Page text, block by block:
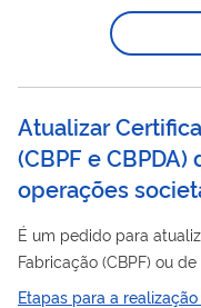
Atualizar
(CBPF e
operações
É um pedido para
Fabricação (CBPF) ou
(CBPDA) de empresas
Etapas para a